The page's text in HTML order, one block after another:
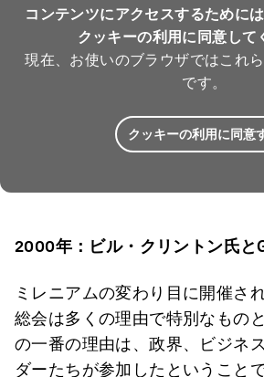
コンテンツにアクセスするために
クッキーの利用に同意して
現在、お使いのブラウザではこれ
です。
クッキーの利用に同意
2000年：ビル・クリントン氏と
ミレニアムの変わり目に開催さ
総会は多くの理由で特別なもの
の一番の理由は、政界、ビジネ
ダーたちが参加したということ